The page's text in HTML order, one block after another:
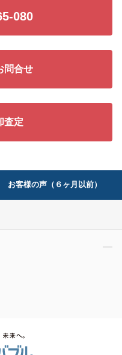
080
問合せ
査定
お客様の声（６ヶ月以前）